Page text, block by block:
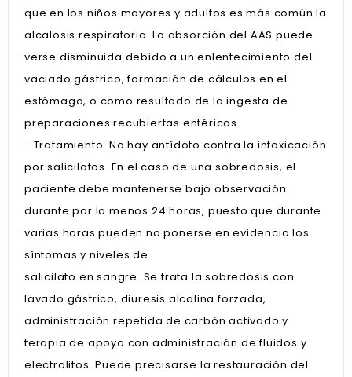
que en los niños mayores y adultos es más común la
alcalosis respiratoria. La absorción del AAS puede
verse disminuida debido a un enlentecimiento del
vaciado gástrico, formación de cálculos en el
estómago, o como resultado de la ingesta de
preparaciones recubiertas entéricas.
- Tratamiento: No hay antídoto contra la intoxicación
por salicilatos. En el caso de una sobredosis, el
paciente debe mantenerse bajo observación
durante por lo menos 24 horas, puesto que durante
varias horas pueden no ponerse en evidencia los
síntomas y niveles de
salicilato en sangre. Se trata la sobredosis con
lavado gástrico, diuresis alcalina forzada,
administración repetida de carbón activado y
terapia de apoyo con administración de fluidos y
electrolitos. Puede precisarse la restauración del